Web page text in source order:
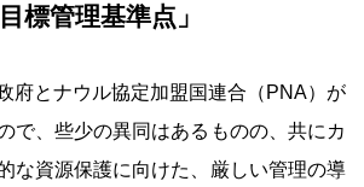
標管理基準点」
府とナウル協定加盟国連合（PNA）が
で、些少の異同はあるものの、共にカ
な資源保護に向けた、厳しい管理の導